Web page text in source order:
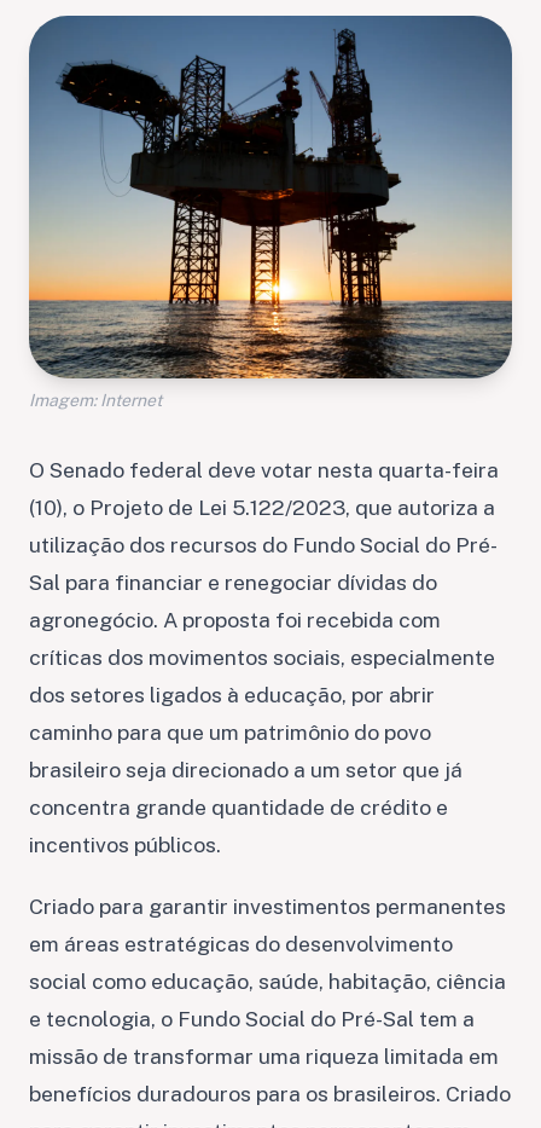
Imagem: Internet
O Senado federal deve votar nesta quarta-feira
(10), o Projeto de Lei 5.122/2023, que autoriza a
utilização dos recursos do Fundo Social do Pré-
Sal para financiar e renegociar dívidas do
agronegócio. A proposta foi recebida com
críticas dos movimentos sociais, especialmente
dos setores ligados à educação, por abrir
caminho para que um patrimônio do povo
brasileiro seja direcionado a um setor que já
concentra grande quantidade de crédito e
incentivos públicos.
Criado para garantir investimentos permanentes
em áreas estratégicas do desenvolvimento
social como educação, saúde, habitação, ciência
e tecnologia, o Fundo Social do Pré-Sal tem a
missão de transformar uma riqueza limitada em
benefícios duradouros para os brasileiros. Criado